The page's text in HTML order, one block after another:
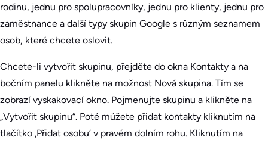
rodinu, jednu pro spolupracovníky, jednu pro klienty, jednu pro
zaměstnance a další typy skupin Google s různým seznamem
osob, které chcete oslovit.
Chcete-li vytvořit skupinu, přejděte do okna Kontakty a na
bočním panelu klikněte na možnost Nová skupina. Tím se
zobrazí vyskakovací okno. Pojmenujte skupinu a klikněte na
„Vytvořit skupinu“. Poté můžete přidat kontakty kliknutím na
tlačítko ‚Přidat osobu‘ v pravém dolním rohu. Kliknutím na